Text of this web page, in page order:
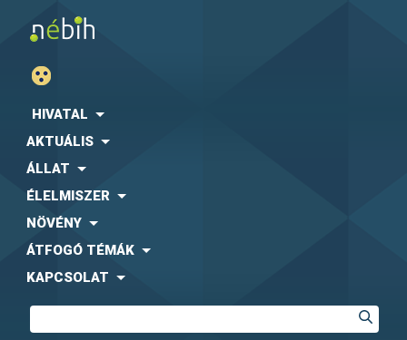
HIVATAL
AKTUÁLIS
ÁLLAT
ÉLELMISZER
NÖVÉNY
ÁTFOGÓ TÉMÁK
KAPCSOLAT